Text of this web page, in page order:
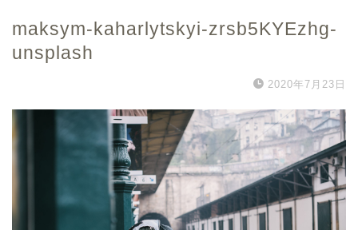
maksym-kaharlytskyi-zrsb5KYEzhg-
unsplash
2020年7月23日